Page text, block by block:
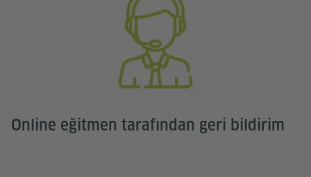
Online eğitmen tarafından geri bildirim